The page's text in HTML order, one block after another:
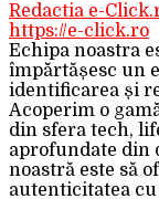
Redactia e-
https://e-click.ro
Echipa noastra
împărtășesc un
identificarea și
Acoperim o
din sfera tech,
aprofundate din
noastră este să
autenticitatea